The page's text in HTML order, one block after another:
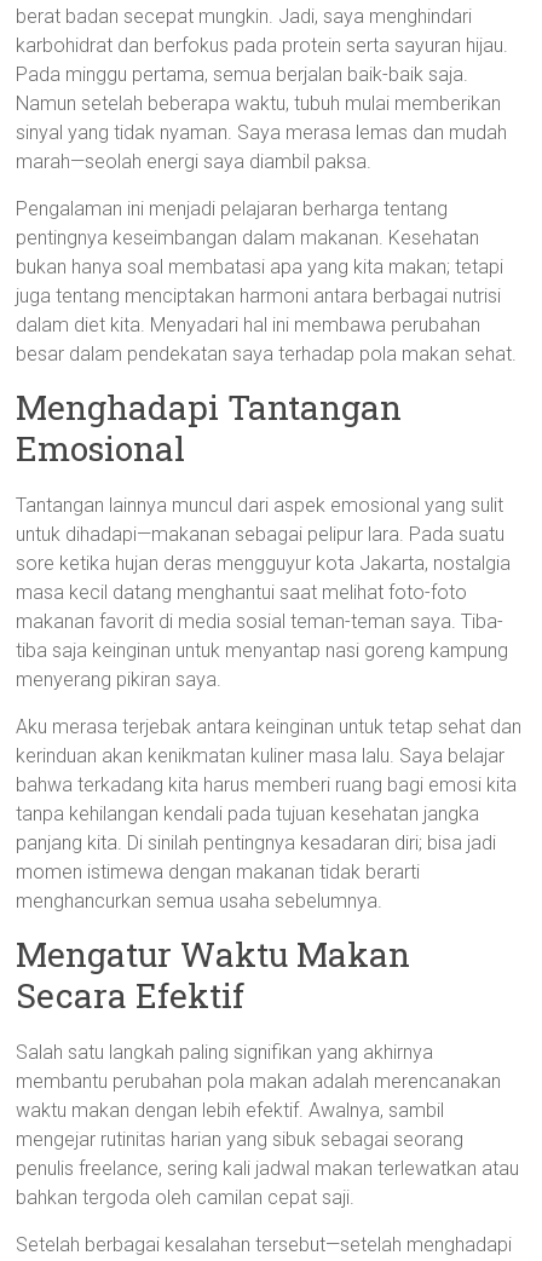
berat badan secepat mungkin. Jadi, saya menghindari
karbohidrat dan berfokus pada protein serta sayuran hijau.
Pada minggu pertama, semua berjalan baik-baik saja.
Namun setelah beberapa waktu, tubuh mulai memberikan
sinyal yang tidak nyaman. Saya merasa lemas dan mudah
marah—seolah energi saya diambil paksa.
Pengalaman ini menjadi pelajaran berharga tentang
pentingnya keseimbangan dalam makanan. Kesehatan
bukan hanya soal membatasi apa yang kita makan; tetapi
juga tentang menciptakan harmoni antara berbagai nutrisi
dalam diet kita. Menyadari hal ini membawa perubahan
besar dalam pendekatan saya terhadap pola makan sehat.
Menghadapi Tantangan
Emosional
Tantangan lainnya muncul dari aspek emosional yang sulit
untuk dihadapi—makanan sebagai pelipur lara. Pada suatu
sore ketika hujan deras mengguyur kota Jakarta, nostalgia
masa kecil datang menghantui saat melihat foto-foto
makanan favorit di media sosial teman-teman saya. Tiba-
tiba saja keinginan untuk menyantap nasi goreng kampung
menyerang pikiran saya.
Aku merasa terjebak antara keinginan untuk tetap sehat dan
kerinduan akan kenikmatan kuliner masa lalu. Saya belajar
bahwa terkadang kita harus memberi ruang bagi emosi kita
tanpa kehilangan kendali pada tujuan kesehatan jangka
panjang kita. Di sinilah pentingnya kesadaran diri; bisa jadi
momen istimewa dengan makanan tidak berarti
menghancurkan semua usaha sebelumnya.
Mengatur Waktu Makan
Secara Efektif
Salah satu langkah paling signifikan yang akhirnya
membantu perubahan pola makan adalah merencanakan
waktu makan dengan lebih efektif. Awalnya, sambil
mengejar rutinitas harian yang sibuk sebagai seorang
penulis freelance, sering kali jadwal makan terlewatkan atau
bahkan tergoda oleh camilan cepat saji.
Setelah berbagai kesalahan tersebut—setelah menghadapi